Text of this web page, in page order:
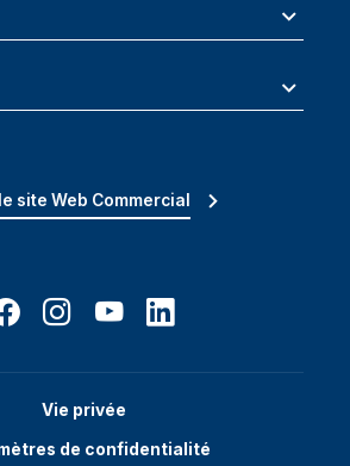
site Web Commercial
Vie privée
de confidentialité